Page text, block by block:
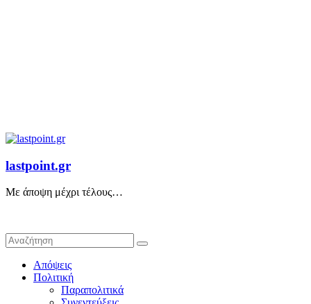
lastpoint.gr
Με άποψη μέχρι τέλους…
Απόψεις
Πολιτική
Παραπολιτικά